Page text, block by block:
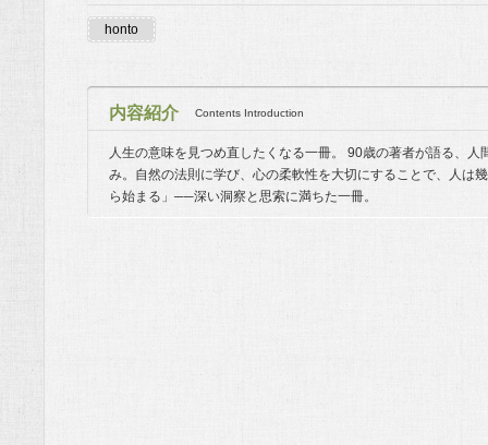
honto
内容紹介 Contents Introduction
人生の意味を見つめ直したくなる一冊。 90歳の著者が語る、
み。自然の法則に学び、心の柔軟性を大切にすることで、人は
ら始まる」──深い洞察と思索に満ちた一冊。